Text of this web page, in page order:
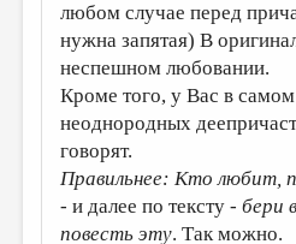
любом случае перед
нужна запятая) В
неспешном любовании.
Кроме того, у Вас в самом
неоднородных
говорят.
Правильнее: Кто любит,
- и далее по тексту -бери
повесть эту. Так можно.